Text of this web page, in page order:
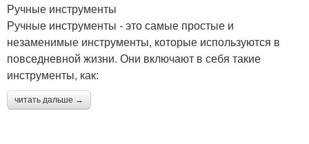
Ручные инструменты
Ручные инструменты - это самые простые и
незаменимые инструменты, которые используются в
повседневной жизни. Они включают в себя такие
инструменты, как:
читать дальше →